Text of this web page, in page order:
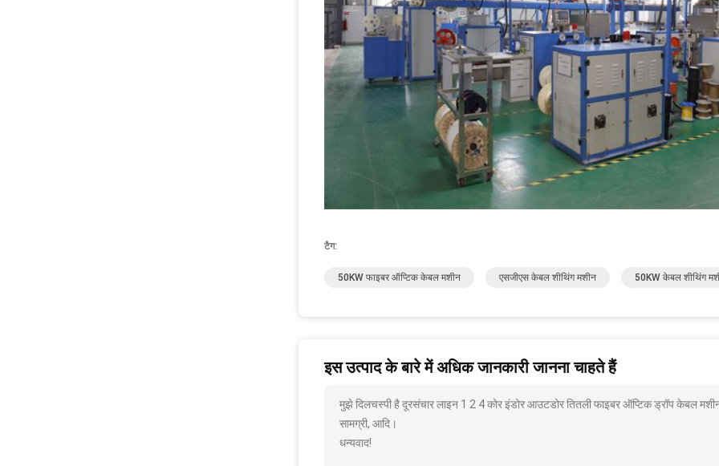
टैग:
50KW फाइबर ऑप्टिक केबल मशीन एसजीएस केबल शीथिंग मशीन 50KW केबल शीथिंग
इस उत्पाद के बारे में अधिक जानकारी जानना चाहते हैं
मुझे दिलचस्पी है दूरसंचार लाइन 1 2 4 कोर इंडोर आउटडोर तितली फाइबर ऑप्टिक ड्रॉप केबल
सामग्री, आदि।
धन्यवाद!